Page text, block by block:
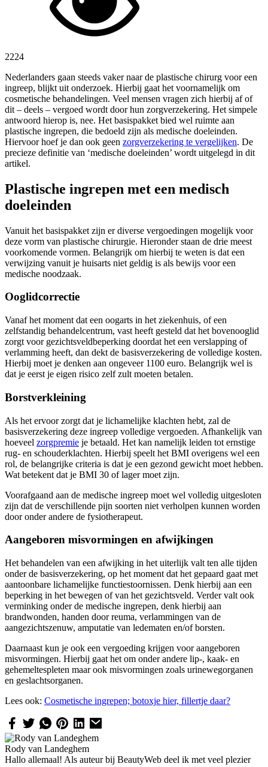
2224
Nederlanders gaan steeds vaker naar de plastische chirurg voor een
ingreep, blijkt uit onderzoek. Hierbij gaat het voornamelijk om
cosmetische behandelingen. Veel mensen vragen zich hierbij af of
dit – deels – vergoed wordt door hun zorgverzekering. Het simpele
antwoord hierop is, nee. Het basispakket bied wel ruimte aan
plastische ingrepen, die bedoeld zijn als medische doeleinden.
Hiervoor hoef je dan ook geen zorgverzekering te vergelijken. De
precieze definitie van ‘medische doeleinden’ wordt uitgelegd in dit
artikel.
Plastische ingrepen met een medisch
doeleinden
Vanuit het basispakket zijn er diverse vergoedingen mogelijk voor
deze vorm van plastische chirurgie. Hieronder staan de drie meest
voorkomende vormen. Belangrijk om hierbij te weten is dat een
verwijzing vanuit je huisarts niet geldig is als bewijs voor een
medische noodzaak.
Ooglidcorrectie
Vanaf het moment dat een oogarts in het ziekenhuis, of een
zelfstandig behandelcentrum, vast heeft gesteld dat het bovenooglid
zorgt voor gezichtsveldbeperking doordat het een verslapping of
verlamming heeft, dan dekt de basisverzekering de volledige kosten.
Hierbij moet je denken aan ongeveer 1100 euro. Belangrijk wel is
dat je eerst je eigen risico zelf zult moeten betalen.
Borstverkleining
Als het ervoor zorgt dat je lichamelijke klachten hebt, zal de
basisverzekering deze ingreep volledige vergoeden. Afhankelijk van
hoeveel zorgpremie je betaald. Het kan namelijk leiden tot ernstige
rug- en schouderklachten. Hierbij speelt het BMI overigens wel een
rol, de belangrijke criteria is dat je een gezond gewicht moet hebben.
Wat betekent dat je BMI 30 of lager moet zijn.
Voorafgaand aan de medische ingreep moet wel volledig uitgesloten
zijn dat de verschillende pijn soorten niet verholpen kunnen worden
door onder andere de fysiotherapeut.
Aangeboren misvormingen en afwijkingen
Het behandelen van een afwijking in het uiterlijk valt ten alle tijden
onder de basisverzekering, op het moment dat het gepaard gaat met
aantoonbare lichamelijke functiestoornissen. Denk hierbij aan een
beperking in het bewegen of van het gezichtsveld. Verder valt ook
verminking onder de medische ingrepen, denk hierbij aan
brandwonden, handen door reuma, verlammingen van de
aangezichtszenuw, amputatie van ledematen en/of borsten.
Daarnaast kun je ook een vergoeding krijgen voor aangeboren
misvormingen. Hierbij gaat het om onder andere lip-, kaak- en
gehemeltespleten maar ook misvormingen zoals urinewegorganen
en geslachtsorganen.
Lees ook: Cosmetische ingrepen; botoxje hier, fillertje daar?
Rody van Landeghem
Hallo allemaal! Als auteur bij BeautyWeb deel ik met veel plezier